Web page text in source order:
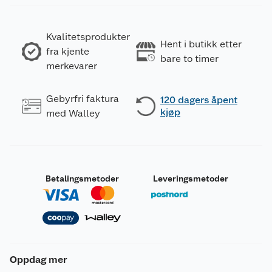
Kvalitetsprodukter
fra kjente
merkevarer
Hent i butikk etter
bare to timer
Gebyrfri faktura
med Walley
120 dagers åpent
kjøp
Betalingsmetoder Leveringsmetoder
Oppdag mer
Generelt